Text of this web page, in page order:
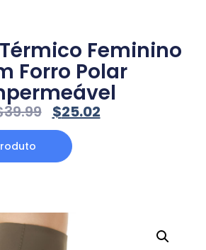
Feminino
Forro Polar
39.99 $25.02